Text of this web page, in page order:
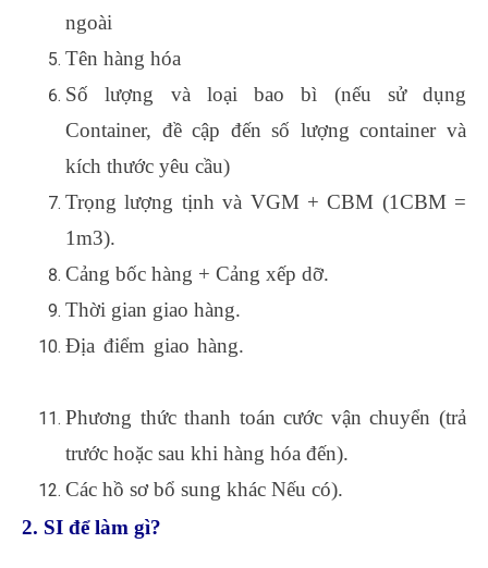
ngoài
Tên hàng hóa
Số lượng và loại bao bì (nếu sử dụng
Container, đề cập đến số lượng container và
kích thước yêu cầu)
Trọng lượng tịnh và VGM + CBM (1CBM =
1m3).
Cảng bốc hàng + Cảng xếp dỡ.
Thời gian giao hàng.
Địa điểm giao hàng.
Phương thức thanh toán cước vận chuyển (trả
trước hoặc sau khi hàng hóa đến).
Các hồ sơ bổ sung khác Nếu có).
2. SI để làm gì?